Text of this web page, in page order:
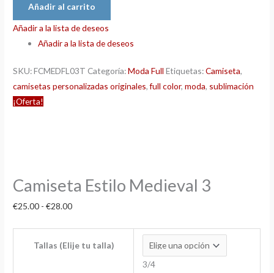
Añadir al carrito
Añadir a la lista de deseos
Añadir a la lista de deseos
SKU:FCMEDFL03T Categoría:Moda Full Etiquetas:Camiseta,
camisetas personalizadas originales,full color,moda, sublimación
¡Oferta!
Camiseta Estilo Medieval 3
€25.00 - €28.00
Tallas (Elije tu talla)
3/4